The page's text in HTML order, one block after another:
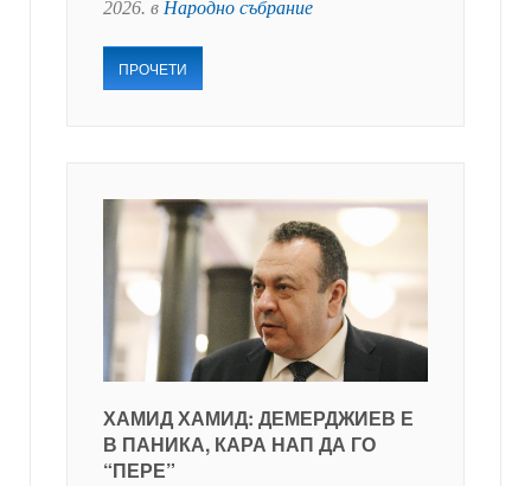
2026. в Народно събрание
ПРОЧЕТИ
ХАМИД ХАМИД: ДЕМЕРДЖИЕВ Е
В ПАНИКА, КАРА НАП ДА ГО
“ПЕРЕ”